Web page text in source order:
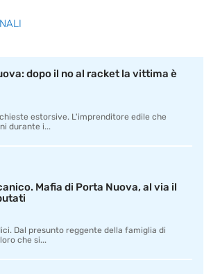
dopo il no al racket la vittima è
estorsive. L'imprenditore edile che
durante i...
Mafia di Porta Nuova, al via il
Dal presunto reggente della famiglia di
che si...